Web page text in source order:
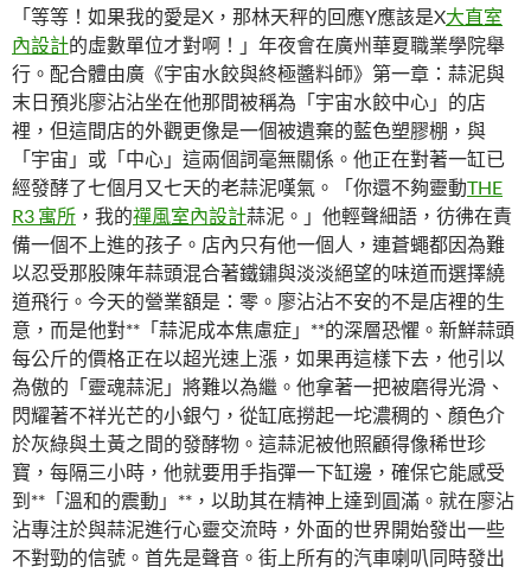
「等等！如果我的愛是X，那林天秤的回應Y應該是X大直室
內設計的虛數單位才對啊！」年夜會在廣州華夏職業學院舉
行。配合體由廣《宇宙水餃與終極醬料師》第一章：蒜泥與
末日預兆廖沾沾坐在他那間被稱為「宇宙水餃中心」的店
裡，但這間店的外觀更像是一個被遺棄的藍色塑膠棚，與
「宇宙」或「中心」這兩個詞毫無關係。他正在對著一缸已
經發酵了七個月又七天的老蒜泥嘆氣。「你還不夠靈動THE
R3 寓所 ，我的禪風室內設計蒜泥。」他輕聲細語，彷彿在責
備一個不上進的孩子。店內只有他一個人，連蒼蠅都因為難
以忍受那股陳年蒜頭混合著鐵鏽與淡淡絕望的味道而選擇繞
道飛行。今天的營業額是：零。廖沾沾不安的不是店裡的生
意，而是他對**「蒜泥成本焦慮症」**的深層恐懼。新鮮蒜頭
每公斤的價格正在以超光速上漲，如果再這樣下去，他引以
為傲的「靈魂蒜泥」將難以為繼。他拿著一把被磨得光滑、
閃耀著不祥光芒的小銀勺，從缸底撈起一坨濃稠的、顏色介
於灰綠與土黃之間的發酵物。這蒜泥被他照顧得像稀世珍
寶，每隔三小時，他就要用手指彈一下缸邊，確保它能感受
到**「溫和的震動」**，以助其在精神上達到圓滿。就在廖沾
沾專注於與蒜泥進行心靈交流時，外面的世界開始發出一些
不對勁的信號。首先是聲音。街上所有的汽車喇叭同時發出